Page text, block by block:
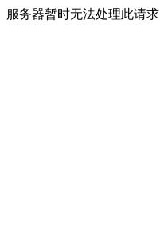
服务器暂时无法处理此请求